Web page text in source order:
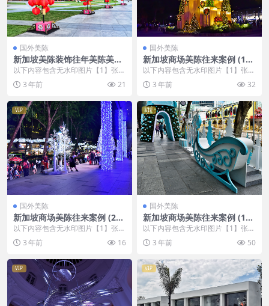
国外美陈
新加坡美陈装饰往年美陈美陈
通宝 (38)泉州市美程制作
以下内容包含无水印图片【1】张
，开通会员无障碍浏览 开通VIP会
员 3 年前 21
国外美陈
新加坡商场美陈往来案例 (117
3)宜昌市美程网
以下内容包含无水印图片【1】张
，开通会员无障碍浏览 开通VIP会
员 3 年前 32
VIP
国外美陈
新加坡商场美陈往来案例 (20
5)德州市美程网
以下内容包含无水印图片【1】张
，开通会员无障碍浏览 开通VIP会
员 3 年前 16
VIP
国外美陈
新加坡商场美陈往来案例 (132
3)济宁市美陈方案
以下内容包含无水印图片【1】张
，开通会员无障碍浏览 开通VIP会
员 3 年前 50
VIP VIP